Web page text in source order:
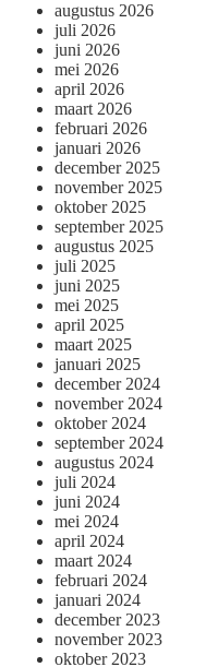
augustus 2026
juli 2026
juni 2026
mei 2026
april 2026
maart 2026
februari 2026
januari 2026
december 2025
november 2025
oktober 2025
september 2025
augustus 2025
juli 2025
juni 2025
mei 2025
april 2025
maart 2025
januari 2025
december 2024
november 2024
oktober 2024
september 2024
augustus 2024
juli 2024
juni 2024
mei 2024
april 2024
maart 2024
februari 2024
januari 2024
december 2023
november 2023
oktober 2023